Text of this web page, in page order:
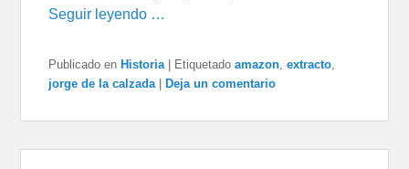
Seguir leyendo …
Publicado en Historia | Etiquetado amazon ,extracto
jorge de la calzada |Deja un comentario